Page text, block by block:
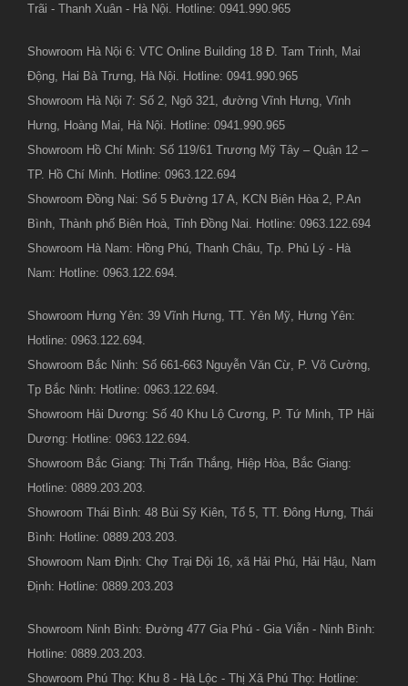
Trãi - Thanh Xuân - Hà Nội. Hotline: 0941.990.965
Showroom Hà Nội 6: VTC Online Building 18 Đ. Tam Trinh, Mai
Động, Hai Bà Trưng, Hà Nội. Hotline: 0941.990.965
Showroom Hà Nội 7: Số 2, Ngõ 321, đường Vĩnh Hưng, Vĩnh
Hưng, Hoàng Mai, Hà Nội. Hotline: 0941.990.965
Showroom Hồ Chí Minh: Số 119/61 Trương Mỹ Tây – Quận 12 –
TP. Hồ Chí Minh. Hotline: 0963.122.694
Showroom Đồng Nai: Số 5 Đường 17 A, KCN Biên Hòa 2, P.An
Bình, Thành phố Biên Hoà, Tỉnh Đồng Nai. Hotline: 0963.122.694
Showroom Hà Nam: Hồng Phú, Thanh Châu, Tp. Phủ Lý - Hà
Nam: Hotline: 0963.122.694.
Showroom Hưng Yên: 39 Vĩnh Hưng, TT. Yên Mỹ, Hưng Yên:
Hotline: 0963.122.694.
Showroom Bắc Ninh: Số 661-663 Nguyễn Văn Cừ, P. Võ Cường,
Tp Bắc Ninh: Hotline: 0963.122.694.
Showroom Hải Dương: Số 40 Khu Lộ Cương, P. Tứ Minh, TP Hải
Dương: Hotline: 0963.122.694.
Showroom Bắc Giang: Thị Trấn Thắng, Hiệp Hòa, Bắc Giang:
Hotline: 0889.203.203.
Showroom Thái Bình: 48 Bùi Sỹ Kiên, Tổ 5, TT. Đông Hưng, Thái
Bình: Hotline: 0889.203.203.
Showroom Nam Định: Chợ Trại Đội 16, xã Hải Phú, Hải Hậu, Nam
Định: Hotline: 0889.203.203
Showroom Ninh Bình: Đường 477 Gia Phú - Gia Viễn - Ninh Bình:
Hotline: 0889.203.203.
Showroom Phú Thọ: Khu 8 - Hà Lộc - Thị Xã Phú Thọ: Hotline: